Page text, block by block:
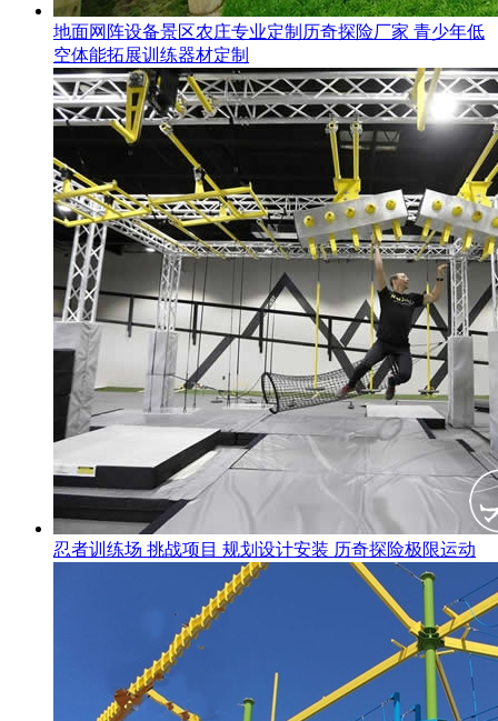
地面网阵设备景区农庄专业定制历奇探险厂家 青少年低
空体能拓展训练器材定制
忍者训练场 挑战项目 规划设计安装 历奇探险极限运动